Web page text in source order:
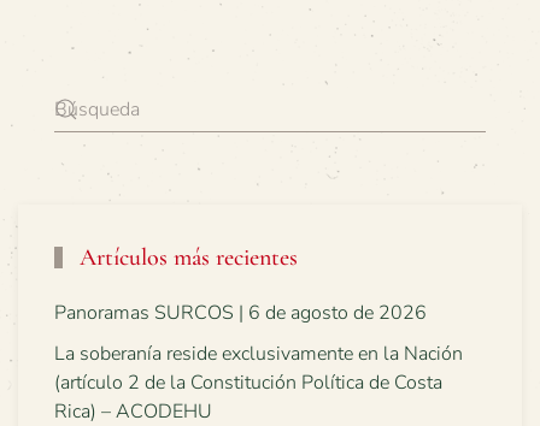
Artículos más recientes
Panoramas SURCOS | 6 de agosto de 2026
La soberanía reside exclusivamente en la Nación
(artículo 2 de la Constitución Política de Costa
Rica) – ACODEHU